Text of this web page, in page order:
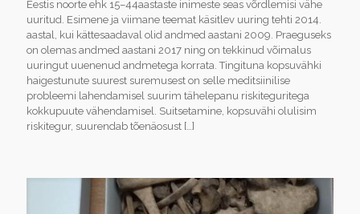
Eestis noorte ehk 15–44aastaste inimeste seas võrdlemisi vähe
uuritud. Esimene ja viimane teemat käsitlev uuring tehti 2014.
aastal, kui kättesaadaval olid andmed aastani 2009. Praeguseks
on olemas andmed aastani 2017 ning on tekkinud võimalus
uuringut uuenenud andmetega korrata. Tingituna kopsuvähki
haigestunute suurest suremusest on selle meditsiinilise
probleemi lahendamisel suurim tähelepanu riskiteguritega
kokkupuute vähendamisel. Suitsetamine, kopsuvähi olulisim
riskitegur, suurendab tõenäosust […]